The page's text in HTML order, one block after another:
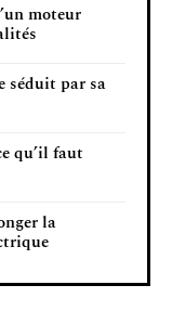
moteur
séduit par sa
qu’il faut
la